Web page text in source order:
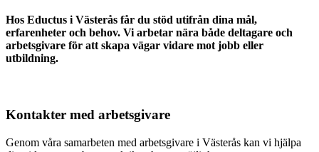
Hos Eductus i Västerås får du stöd utifrån dina mål,
erfarenheter och behov. Vi arbetar nära både deltagare och
arbetsgivare för att skapa vägar vidare mot jobb eller
utbildning.
Kontakter med arbetsgivare
Genom våra samarbeten med arbetsgivare i Västerås kan vi hjälpa